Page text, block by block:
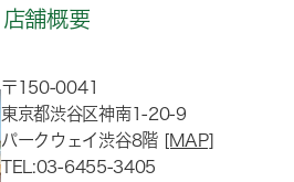
店舗概要
〒150-0041
東京都渋谷区神南1-20-9
パークウェイ渋谷8階 [MAP]
TEL:03-6455-3405